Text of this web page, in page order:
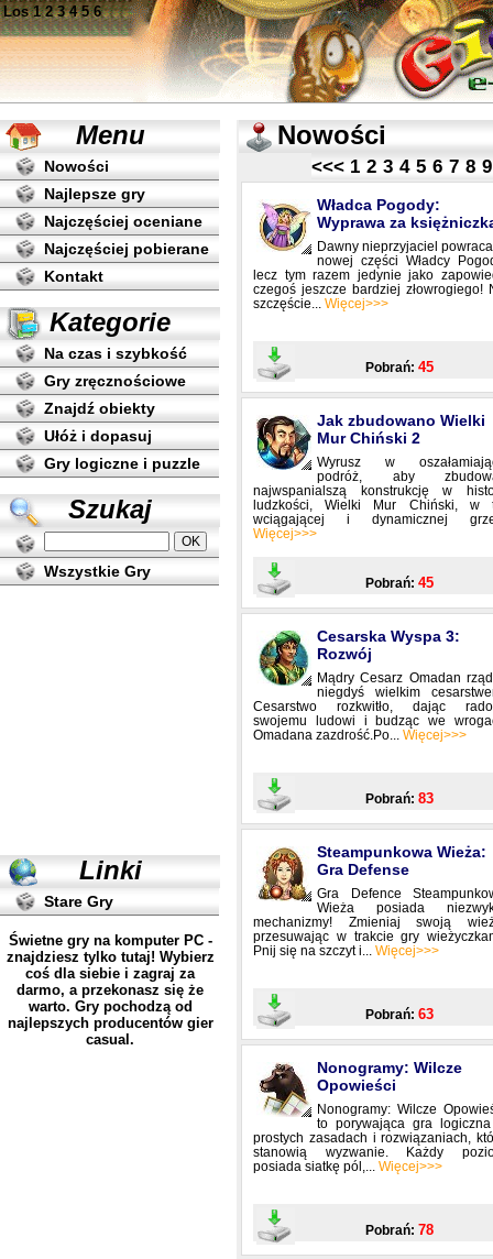
Los 1 2 3 4 5 6
Menu
Nowości
Najlepsze gry
Najczęściej oceniane
Najczęściej pobierane
Kontakt
Kategorie
Na czas i szybkość
Gry zręcznościowe
Znajdź obiekty
Ułóż i dopasuj
Gry logiczne i puzzle
Szukaj
Wszystkie Gry
Linki
Stare Gry
Świetne gry na komputer PC -
znajdziesz tylko tutaj! Wybierz
coś dla siebie i zagraj za
darmo, a przekonasz się że
warto. Gry pochodzą od
najlepszych producentów gier
casual.
Nowości
<<< 1 2 3 4 5 6 7 8 9
Władca Pogody:
Wyprawa za
Dawny nieprzyjaciel
nowej części Władcy
lecz tym razem jedynie jako
czegoś jeszcze bardziej złowrogiego!
szczęście... Więcej>>>
Pobrań: 45
Jak zbudowano Wielki
Mur Chiński 2
Wyrusz w
podróż, aby
najwspanialszą konstrukcję w
ludzkości, Wielki Mur Chiński, w
wciągającej i dynamicznej
Więcej>>>
Pobrań: 45
Cesarska Wyspa 3:
Rozwój
Mądry Cesarz Omadan
niegdyś wielkim
Cesarstwo rozkwitło, dając
swojemu ludowi i budząc we
Omadana zazdrość.Po... Więcej>>>
Pobrań: 83
Steampunkowa Wieża:
Gra Defense
Gra Defence
Wieża posiada
mechanizmy! Zmieniaj swoją
przesuwając w trakcie gry
Pnij się na szczyt i... Więcej>>>
Pobrań: 63
Nonogramy: Wilcze
Opowieści
Nonogramy: Wilcze
to porywająca gra
prostych zasadach i rozwiązaniach,
stanowią wyzwanie. Każdy
posiada siatkę pól,... Więcej>>>
Pobrań: 78